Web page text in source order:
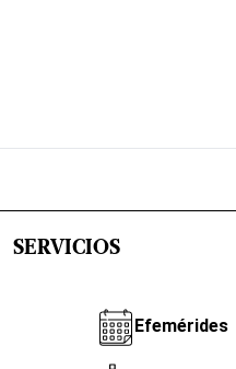
SERVICIOS
Efemérides